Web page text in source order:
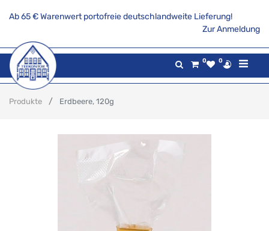
Ab 65 € Warenwert portofreie deutschlandweite Lieferung!
Zur Anmeldung
0 0
Produkte Erdbeere, 120g